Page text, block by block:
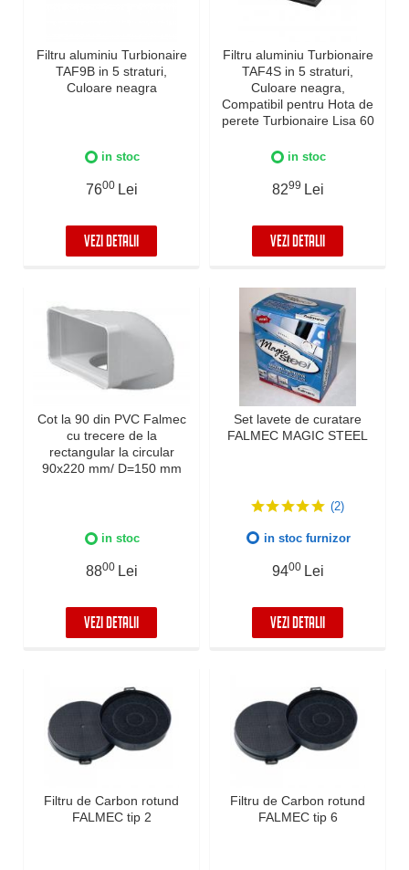
Filtru aluminiu Turbionaire
TAF9B in 5 straturi,
Culoare neagra
in stoc
7600 Lei
VEZI DETALII
Filtru aluminiu Turbionaire
TAF4S in 5 straturi,
Culoare neagra,
Compatibil pentru Hota de
perete Turbionaire Lisa 60
in stoc
8299 Lei
VEZI DETALII
Cot la 90 din PVC Falmec
cu trecere de la
rectangular la circular
90x220 mm/ D=150 mm
in stoc
8800 Lei
VEZI DETALII
Set lavete de curatare
FALMEC MAGIC STEEL
(2)
in stoc furnizor
9400 Lei
VEZI DETALII
Filtru de Carbon rotund
FALMEC tip 2
Filtru de Carbon rotund
FALMEC tip 6